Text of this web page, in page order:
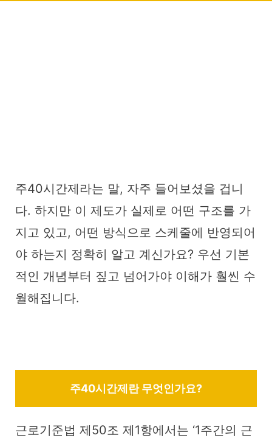
주40시간제라는 말, 자주 들어보셨을 겁니
다. 하지만 이 제도가 실제로 어떤 구조를 가
지고 있고, 어떤 방식으로 스케줄에 반영되어
야 하는지 정확히 알고 계신가요? 우선 기본
적인 개념부터 짚고 넘어가야 이해가 훨씬 수
월해집니다.
주40시간제란 무엇인가요?
근로기준법 제50조 제1항에서는 ‘1주간의 근